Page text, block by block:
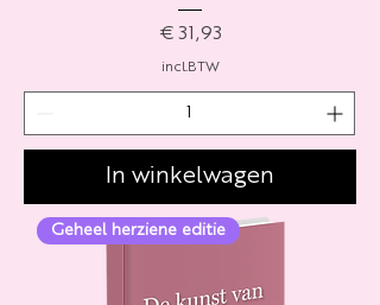
Prijs
€ 31,93
incl.BTW
In winkelwagen
Geheel herziene editie